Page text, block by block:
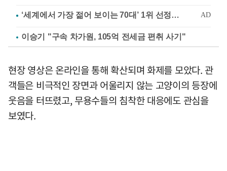
이승기 "구속 차가원, 105억 전세금 편취 사기"
현장 영상은 온라인을 통해 확산되며 화제를 모았다. 관
객들은 비극적인 장면과 어울리지 않는 고양이의 등장에
웃음을 터뜨렸고, 무용수들의 침착한 대응에도 관심을
보였다.